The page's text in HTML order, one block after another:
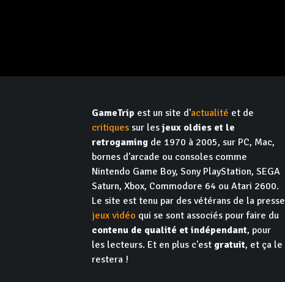
GameTrip est un site d'actualité et de
critiques sur lesjeux oldies et le
retrogaming de 1970 à 2005, sur PC, Mac,
bornes d'arcade ou consoles comme
Nintendo Game Boy, Sony PlayStation, SEGA
Saturn, Xbox, Commodore 64 ou Atari 2600.
Le site est tenu par des vétérans de la presse
jeux vidéo qui se sont associés pour faire du
contenu de qualité et indépendant, pour
les lecteurs. Et en plus c'est gratuit, et ça le
restera !